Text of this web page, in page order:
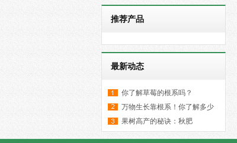
推荐产品
最新动态
你了解草莓的根系吗？
万物生长靠根系！你了解多少
果树高产的秘诀：秋肥